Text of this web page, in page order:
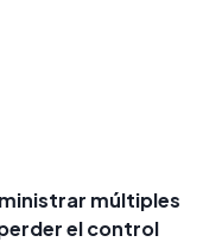
múltiples
el control